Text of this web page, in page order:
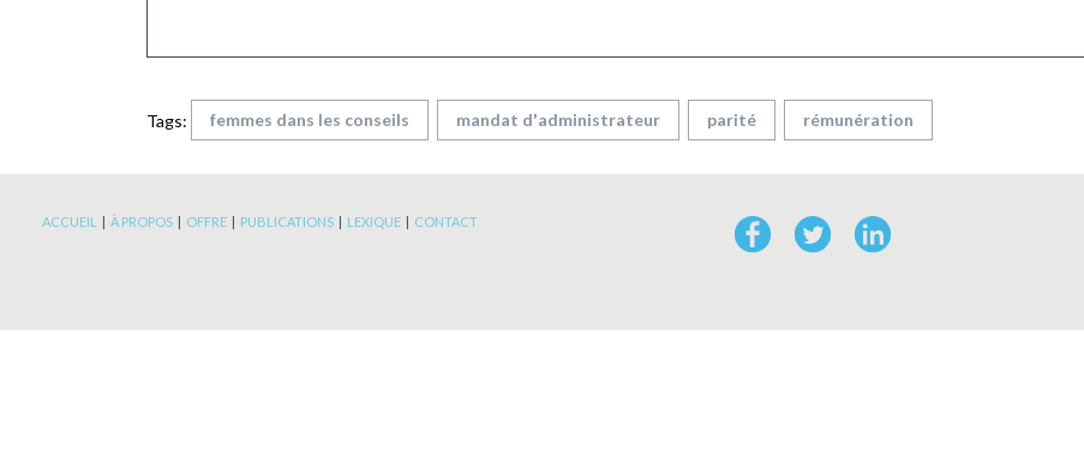
Tags: femmes dans les conseils mandat d'administrateur parité rémunération
ACCUEIL | À PROPOS | OFFRE | PUBLICATIONS | LEXIQUE | CONTACT